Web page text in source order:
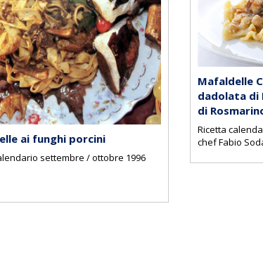
ai funghi porcini
settembre / ottobre 1996
Mafaldelle
dadolata di
di
Ricetta
chef Fabio